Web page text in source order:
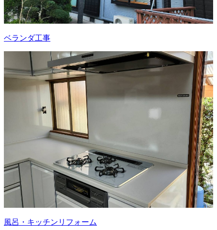
ベランダ工事
風呂・キッチンリフォーム